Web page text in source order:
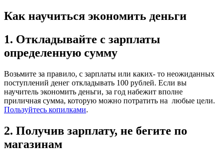
Как научиться экономить деньги
1. Откладывайте с зарплаты
определенную сумму
Возьмите за правило, с зарплаты или каких- то неожиданных
поступлений денег откладывать 100 рублей. Если вы
научитель экономить деньги, за год набежит вполне
приличная сумма, которую можно потратить на любые цели.
Пользуйтесь копилками.
2. Получив зарплату, не бегите по
магазинам